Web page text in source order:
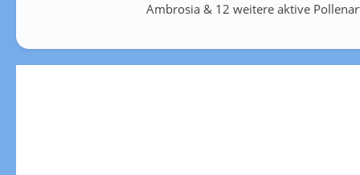
Ambrosia & 12 weitere aktive